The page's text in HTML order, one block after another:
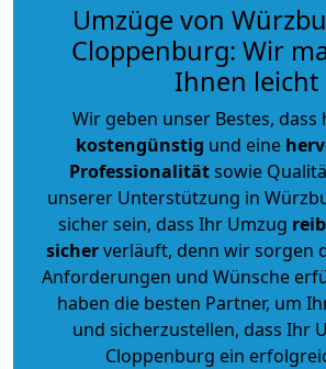
Umzüge von
Cloppenburg: Wir
Ihnen leicht
Wir geben unser Bestes, dass
kostengünstig und eine
Professionalitätsowie
unserer Unterstützung in
sicher sein, dass Ihr Umzug
sicherverläuft, denn wir sorgen
Anforderungen und Wünsche
haben die besten Partner, um
und sicherzustellen, dass Ihr
Cloppenburg ein